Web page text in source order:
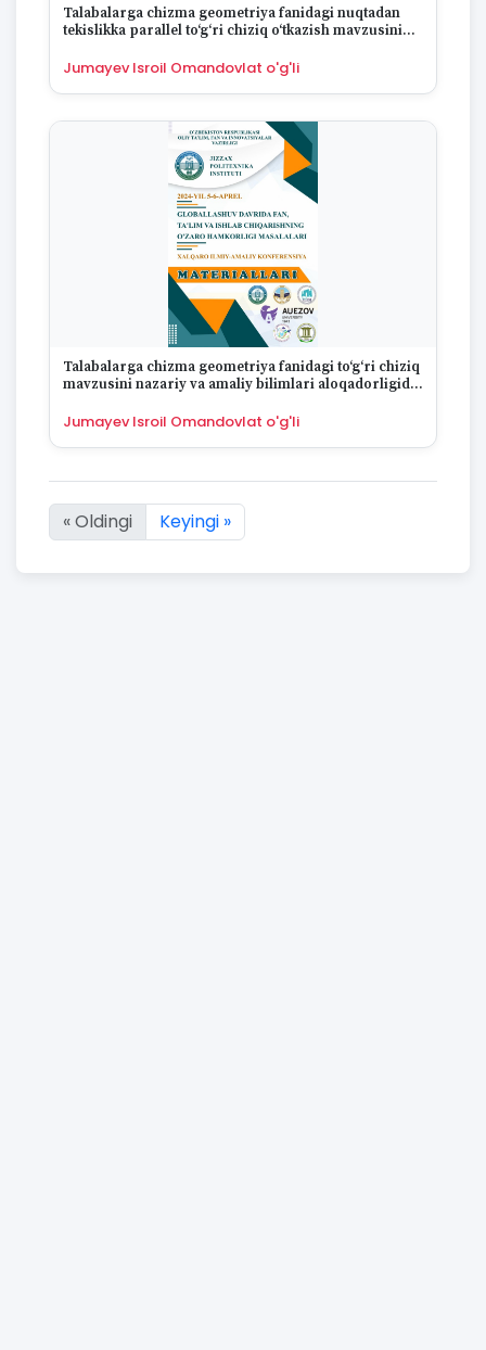
Talabalarga chizma geometriya fanidagi nuqtadan
tekislikka parallel to‘g‘ri chiziq o‘tkazish mavzusini
Jumayev Isroil Omandovlat o'g'li
Talabalarga chizma geometriya fanidagi to‘g‘ri chiziq
mavzusini nazariy va amaliy bilimlari aloqadorligida
Jumayev Isroil Omandovlat o'g'li
7877 natijaning :first dan :last gacha ko'rsatildi
« Oldingi Keyingi »